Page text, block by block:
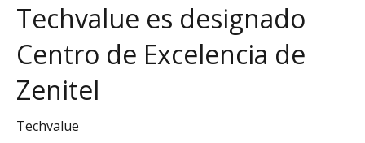
Techvalue es designado
Centro de Excelencia de
Zenitel
Techvalue